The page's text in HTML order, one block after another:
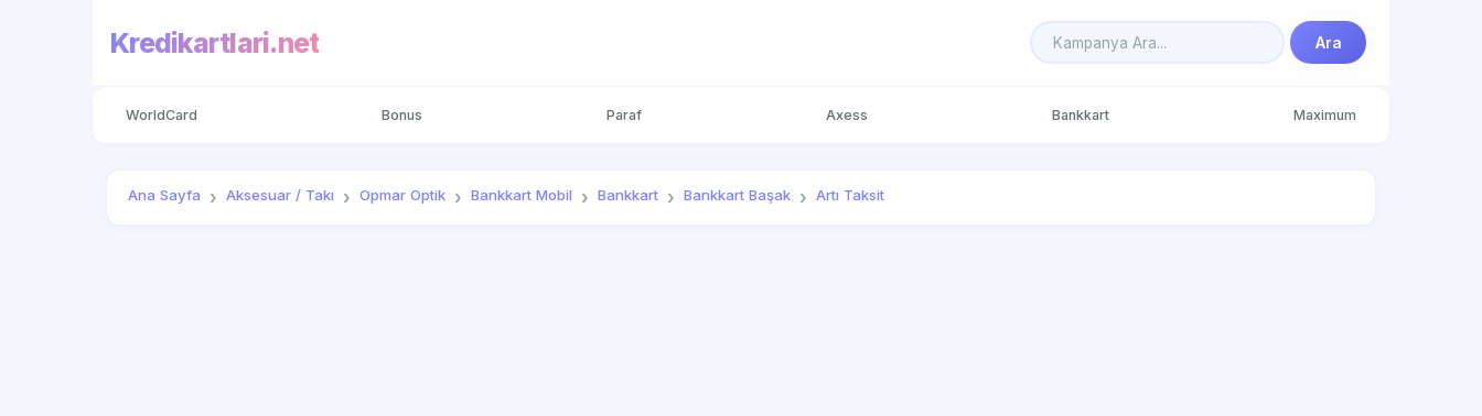
Kredikartlari.net Ara
WorldCard Bonus Paraf Axess Bankkart Maximum
Ana Sayfa Aksesuar / Takı Opmar Optik Bankkart Mobil Bankkart Bankkart Başak Artı Taksit